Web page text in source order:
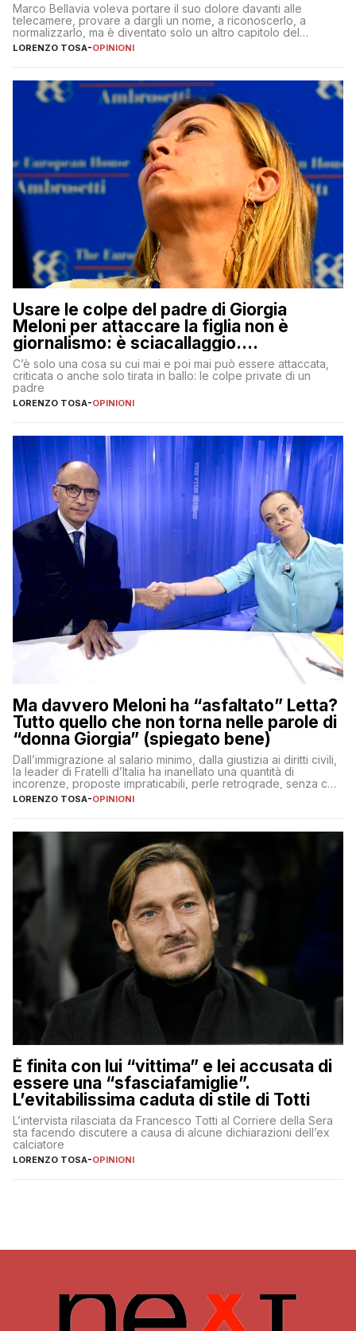
Marco Bellavia voleva portare il suo dolore davanti alle
telecamere, provare a dargli un nome, a riconoscerlo, a
normalizzarlo, ma è diventato solo un altro capitolo del
copione
LORENZO TOSA-OPINIONI
Usare le colpe del padre di Giorgia
Meloni per attaccare la figlia non è
giornalismo: è sciacallaggio.
Dimostriamo di essere diversi
C’è solo una cosa su cui mai e poi mai può essere attaccata,
criticata o anche solo tirata in ballo: le colpe private di un
padre
LORENZO TOSA-OPINIONI
Ma davvero Meloni ha “asfaltato” Letta?
Tutto quello che non torna nelle parole di
“donna Giorgia” (spiegato bene)
Dall’immigrazione al salario minimo, dalla giustizia ai diritti civili,
la leader di Fratelli d’Italia ha inanellato una quantità di
incorenze, proposte impraticabili, perle retrograde, senza che
nessuno – a destra come a sinistra – glielo abbia fatto notare
LORENZO TOSA-OPINIONI
È finita con lui “vittima” e lei accusata di
essere una “sfasciafamiglie”.
L’evitabilissima caduta di stile di Totti
L’intervista rilasciata da Francesco Totti al Corriere della Sera
sta facendo discutere a causa di alcune dichiarazioni dell’ex
calciatore
LORENZO TOSA-OPINIONI